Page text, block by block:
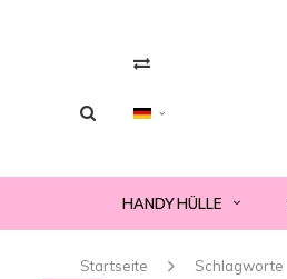
HANDY HÜLLE
Startseite Schlagworte